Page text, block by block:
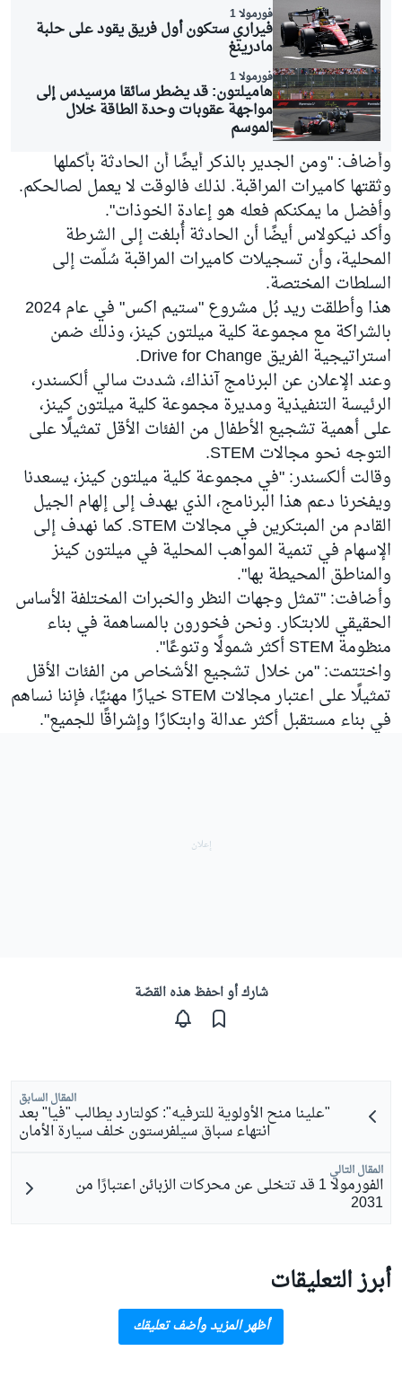
فورمولا 1
فيراري ستكون أول فريق يقود على حلبة
مادرينغ
فورمولا 1
هاميلتون: قد يضطر سائقا مرسيدس إلى
مواجهة عقوبات وحدة الطاقة خلال
الموسم
وأضاف: "ومن الجدير بالذكر أيضًا أن الحادثة بأكملها
وثقتها كاميرات المراقبة. لذلك فالوقت لا يعمل لصالحكم.
وأفضل ما يمكنكم فعله هو إعادة الخوذات".
وأكد نيكولاس أيضًا أن الحادثة أُبلغت إلى الشرطة
المحلية، وأن تسجيلات كاميرات المراقبة سُلّمت إلى
السلطات المختصة.
هذا وأطلقت ريد بُل مشروع "ستيم اكس" في عام 2024
بالشراكة مع مجموعة كلية ميلتون كينز، وذلك ضمن
استراتيجية الفريق Drive for Change.
وعند الإعلان عن البرنامج آنذاك، شددت سالي ألكسندر،
الرئيسة التنفيذية ومديرة مجموعة كلية ميلتون كينز،
على أهمية تشجيع الأطفال من الفئات الأقل تمثيلًا على
التوجه نحو مجالات STEM.
وقالت ألكسندر: "في مجموعة كلية ميلتون كينز، يسعدنا
ويفخرنا دعم هذا البرنامج، الذي يهدف إلى إلهام الجيل
القادم من المبتكرين في مجالات STEM. كما نهدف إلى
الإسهام في تنمية المواهب المحلية في ميلتون كينز
والمناطق المحيطة بها".
وأضافت: "تمثل وجهات النظر والخبرات المختلفة الأساس
الحقيقي للابتكار. ونحن فخورون بالمساهمة في بناء
منظومة STEM أكثر شمولًا وتنوعًا".
واختتمت: "من خلال تشجيع الأشخاص من الفئات الأقل
تمثيلًا على اعتبار مجالات STEM خيارًا مهنيًا، فإننا نساهم
في بناء مستقبل أكثر عدالة وابتكارًا وإشراقًا للجميع".
شارك أو احفظ هذه القصّة
المقال السابق
"علينا منح الأولوية للترفيه": كولتارد يطالب "فيا" بعد
انتهاء سباق سيلفرستون خلف سيارة الأمان
المقال التالي
الفورمولا 1 قد تتخلى عن محركات الزبائن اعتبارًا من
2031
أبرز التعليقات
أظهر المزيد وأضف تعليقك